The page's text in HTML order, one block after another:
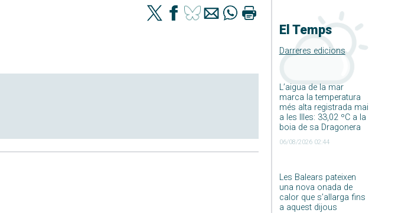
El Temps
Darreres edicions
L’aigua de la mar
marca la temperatura
més alta registrada mai
a les Illes: 33,02 ºC a la
boia de sa Dragonera
06/08/2026 02:44
Les Balears pateixen
una nova onada de
calor que s’allarga fins
a aquest dijous